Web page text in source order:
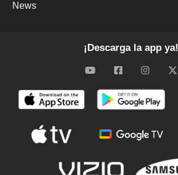
News
¡Descarga la app ya!